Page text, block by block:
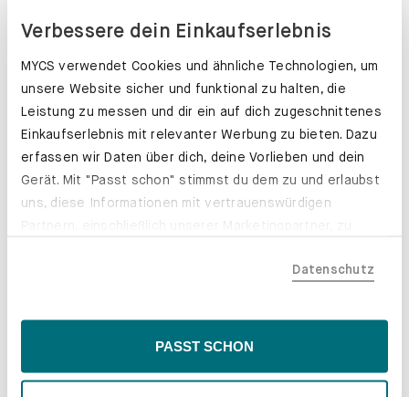
Verbessere dein Einkaufserlebnis
MYCS verwendet Cookies und ähnliche Technologien, um
unsere Website sicher und funktional zu halten, die
Leistung zu messen und dir ein auf dich zugeschnittenes
Einkaufserlebnis mit relevanter Werbung zu bieten. Dazu
erfassen wir Daten über dich, deine Vorlieben und dein
Gerät. Mit "Passt schon" stimmst du dem zu und erlaubst
uns, diese Informationen mit vertrauenswürdigen
der EU, beispielsweise in den USA, verarbeitet werden
Inhalte eingeschränkt sein könnten. Wähle
deiner Präferenzen. Du kannst deine Wahl jederzeit
Datenschutz
PASST SCHON
Schubladenkästen. Stabil mit Stil.
Erfahre mehr